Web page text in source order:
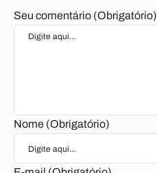
Seu comentário (Obrigatório)
Nome (Obrigatório)